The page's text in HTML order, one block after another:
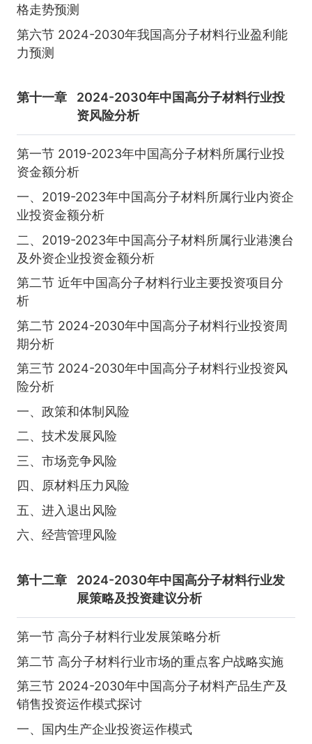
格走势预测
第六节 2024-2030年我国高分子材料行业盈利能
力预测
第十一章
2024-2030年中国高分子材料行业投
资风险分析
第一节 2019-2023年中国高分子材料所属行业投
资金额分析
一、2019-2023年中国高分子材料所属行业内资企
业投资金额分析
二、2019-2023年中国高分子材料所属行业港澳台
及外资企业投资金额分析
第二节 近年中国高分子材料行业主要投资项目分
析
第二节 2024-2030年中国高分子材料行业投资周
期分析
第三节 2024-2030年中国高分子材料行业投资风
险分析
一、政策和体制风险
二、技术发展风险
三、市场竞争风险
四、原材料压力风险
五、进入退出风险
六、经营管理风险
第十二章
2024-2030年中国高分子材料行业发
展策略及投资建议分析
第一节 高分子材料行业发展策略分析
第二节 高分子材料行业市场的重点客户战略实施
第三节 2024-2030年中国高分子材料产品生产及
销售投资运作模式探讨
一、国内生产企业投资运作模式